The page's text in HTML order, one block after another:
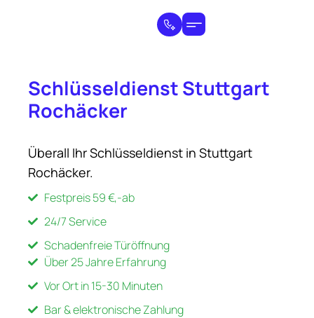
Schlüsseldienst Stuttgart
Rochäcker
Überall Ihr Schlüsseldienst in Stuttgart
Rochäcker.
Festpreis 59 €,-ab
24/7 Service
Schadenfreie Türöffnung
Über 25 Jahre Erfahrung
Vor Ort in 15-30 Minuten
Bar & elektronische Zahlung